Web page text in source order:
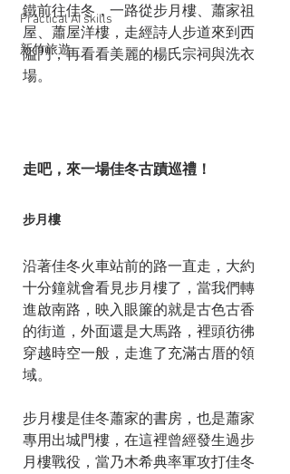
Practical AI skills
新竹旅遊
鐵前往佳冬，一路從步月樓、蕭家祖
屋、蕭屋洋樓，走經詩人步道來到西
隘門，再看看美麗的楊氏宗祠與洗衣
場。
走吧，來一場佳冬古蹟巡禮！
步月樓
沿著佳冬火車站前的路一直走，大約
十分鐘就會看見步月樓了，當我們轉
進啟南路，映入眼簾的就是古色古香
的街道，外面還是大馬路，裡頭彷彿
穿越時空一般，走進了充滿古厝的領
域。
步月樓是佳冬蕭家的書房，也是蕭家
專用出城門樓，在這裡曾經發生過步
月樓戰役，當乃木希典率軍攻打佳冬